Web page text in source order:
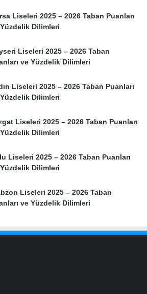
Liseleri 2025 – 2026 Taban Puanları
Dilimleri
Liseleri 2025 – 2026 Taban
ve Yüzdelik Dilimleri
Liseleri 2025 – 2026 Taban Puanları
Dilimleri
Liseleri 2025 – 2026 Taban Puanları
Dilimleri
Liseleri 2025 – 2026 Taban Puanları
Dilimleri
Liseleri 2025 – 2026 Taban
ve Yüzdelik Dilimleri